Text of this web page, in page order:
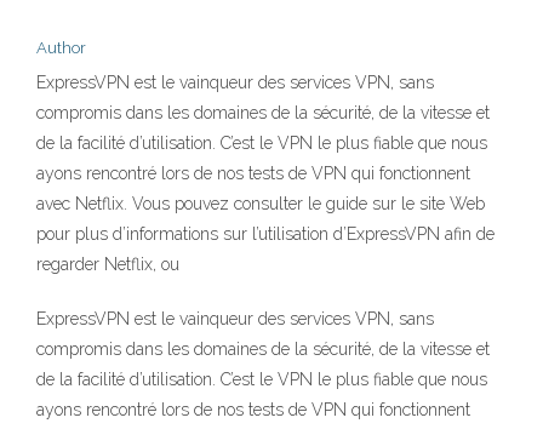
Author
ExpressVPN est le vainqueur des services VPN, sans
compromis dans les domaines de la sécurité, de la vitesse et
de la facilité d’utilisation. C’est le VPN le plus fiable que nous
ayons rencontré lors de nos tests de VPN qui fonctionnent
avec Netflix. Vous pouvez consulter le guide sur le site Web
pour plus d’informations sur l’utilisation d’ExpressVPN afin de
regarder Netflix, ou
ExpressVPN est le vainqueur des services VPN, sans
compromis dans les domaines de la sécurité, de la vitesse et
de la facilité d’utilisation. C’est le VPN le plus fiable que nous
ayons rencontré lors de nos tests de VPN qui fonctionnent